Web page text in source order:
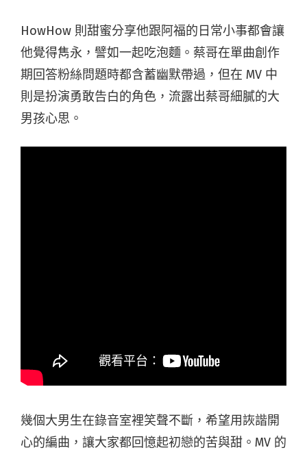
HowHow 則甜蜜分享他跟阿福的日常小事都會讓
他覺得雋永，譬如一起吃泡麵。蔡哥在單曲創作
期回答粉絲問題時都含蓄幽默帶過，但在 MV 中
則是扮演勇敢告白的角色，流露出蔡哥細膩的大
男孩心思。
幾個大男生在錄音室裡笑聲不斷，希望用詼諧開
心的編曲，讓大家都回憶起初戀的苦與甜。MV 的